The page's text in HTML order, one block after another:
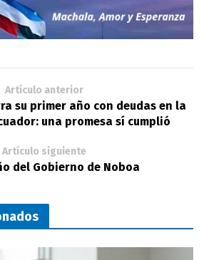
Artículo anterior
su primer año con deudas en la
una promesa sí cumplió
Artículo siguiente
del Gobierno de Noboa